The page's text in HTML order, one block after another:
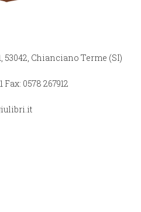
53042, Chianciano Terme (SI)
0578 267912